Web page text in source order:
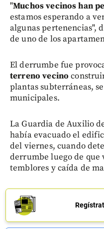
"Muchos vecinos han
estamos esperando a
algunas pertenencias",
de uno de los
El derrumbe fue
terreno vecino
plantas subterráneas,
municipales.
La Guardia de Auxilio
había evacuado el
del viernes, cuando
derrumbe luego de que
temblores y caída de